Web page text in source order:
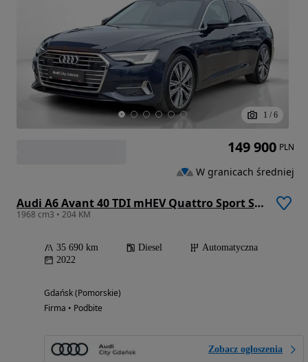
1 / 6
Audi A6 Avant 40 TDI mHEV Quattro Sport S tronic
1968 cm3 • 204 KM
35 690 km Diesel
Automatyczna
2022
Gdańsk (Pomorskie)
Firma • Podbite
Zobacz ogłoszenia
149 900 PLN
W granicach średniej